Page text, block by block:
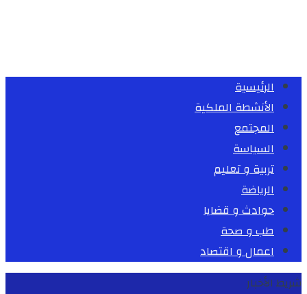
الرئيسية
الأنشطة الملكية
المجتمع
السياسة
تربية و تعليم
الرياضة
حوادث و قضايا
طب و صحة
اعمال و اقتصاد
شريط الأخبار